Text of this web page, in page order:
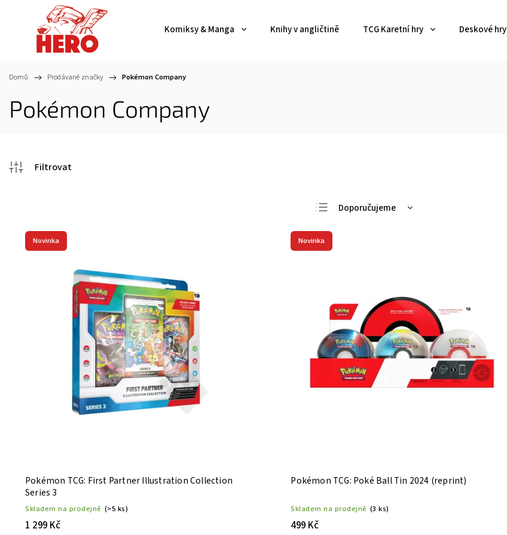
Komiksy & Manga Knihy v angličtině TCG Karetní hry Deskové hry
Domů / Prodávané značky / Pokémon Company
Pokémon Company
Doporučujeme
Novinka
Pokémon TCG: First Partner Illustration Collection
Series 3
Skladem na prodejně (>5 ks)
1 299 Kč
Novinka
Pokémon TCG: Poké Ball Tin 2024 (reprint)
Skladem na prodejně (3 ks)
499 Kč